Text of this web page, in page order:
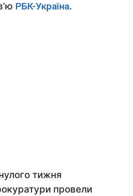
РБК-Україна.
тижня
провели